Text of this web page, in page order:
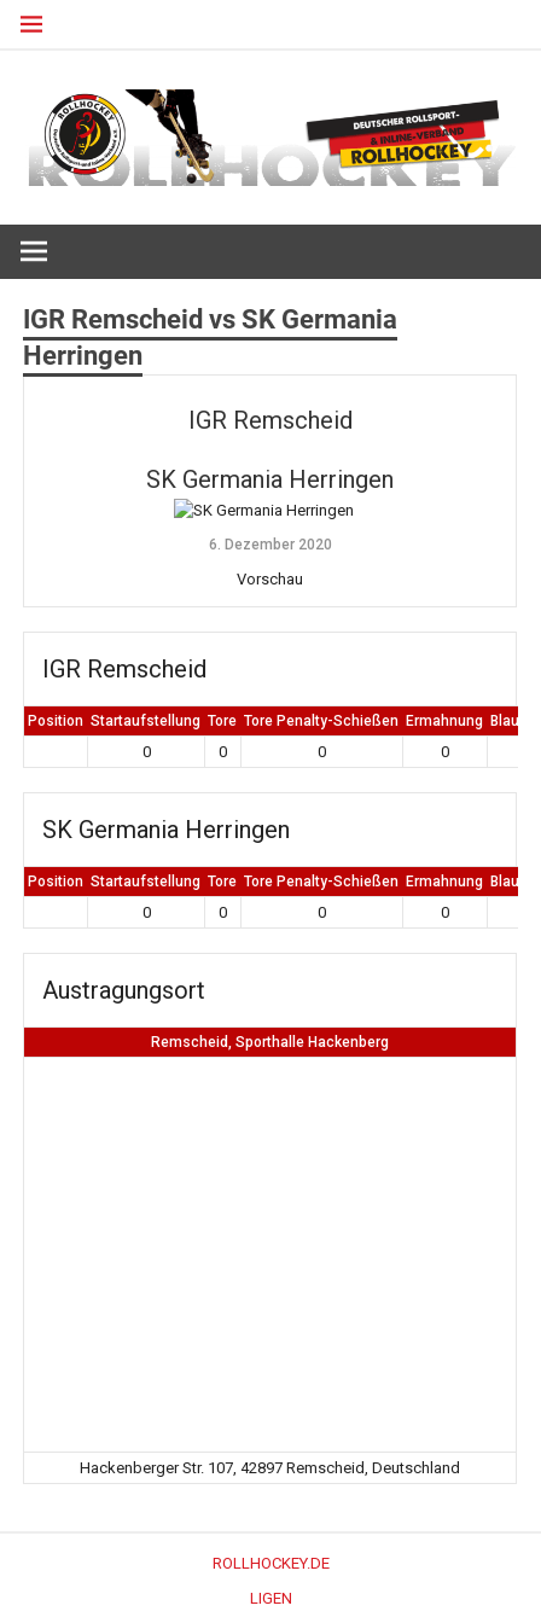
Zum
IGR Remscheid vs SK Germania
Herringen
IGR Remscheid
SK Germania Herringen
6. Dezember 2020
Vorschau
IGR Remscheid
Position Startaufstellung Tore Tore Penalty-Schießen Ermahnung Blaue
0 0 0 0
SK Germania Herringen
Position Startaufstellung Tore Tore Penalty-Schießen Ermahnung Blaue
0 0 0 0
Austragungsort
Remscheid, Sporthalle Hackenberg
Hackenberger Str. 107, 42897 Remscheid, Deutschland
ROLLHOCKEY.DE
LIGEN